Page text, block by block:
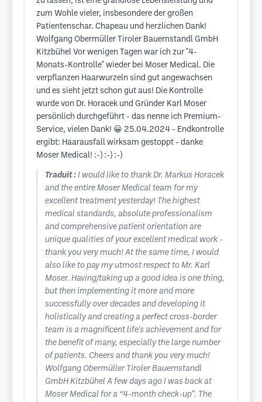
zum Wohle vieler, insbesondere der großen
Patientenschar. Chapeau und herzlichen Dank!
Wolfgang Obermüller Tiroler Bauernstandl GmbH
Kitzbühel Vor wenigen Tagen war ich zur "4-
Monats-Kontrolle" wieder bei Moser Medical. Die
verpflanzen Haarwurzeln sind gut angewachsen
und es sieht jetzt schon gut aus! Die Kontrolle
wurde von Dr. Horacek und Gründer Karl Moser
persönlich durchgeführt - das nenne ich Premium-
Service, vielen Dank! 😀 25.04.2024 - Endkontrolle
ergibt: Haarausfall wirksam gestoppt - danke
Moser Medical! :-) :-) :-)
Traduit : I would like to thank Dr. Markus Horacek
and the entire Moser Medical team for my
excellent treatment yesterday! The highest
medical standards, absolute professionalism
and comprehensive patient orientation are
unique qualities of your excellent medical work -
thank you very much! At the same time, I would
also like to pay my utmost respect to Mr. Karl
Moser. Having/taking up a good idea is one thing,
but then implementing it more and more
successfully over decades and developing it
holistically and creating a perfect cross-border
team is a magnificent life's achievement and for
the benefit of many, especially the large number
of patients. Cheers and thank you very much!
Wolfgang Obermüller Tiroler Bauernstandl
GmbH Kitzbühel A few days ago I was back at
Moser Medical for a “4-month check-up”. The